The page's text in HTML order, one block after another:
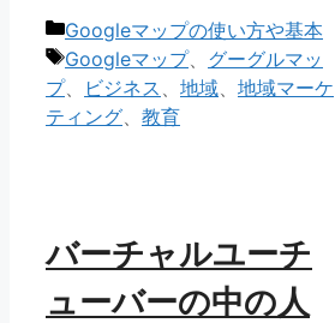
カ
テ
ゴ
リ
Googleマップの使い方や基本
タ
グ
Googleマップ、 グーグルマッ
プ、 ビジネス 、 地域、 地域マーケ
ティング、 教育
バーチャルユーチ
ューバーの中の人